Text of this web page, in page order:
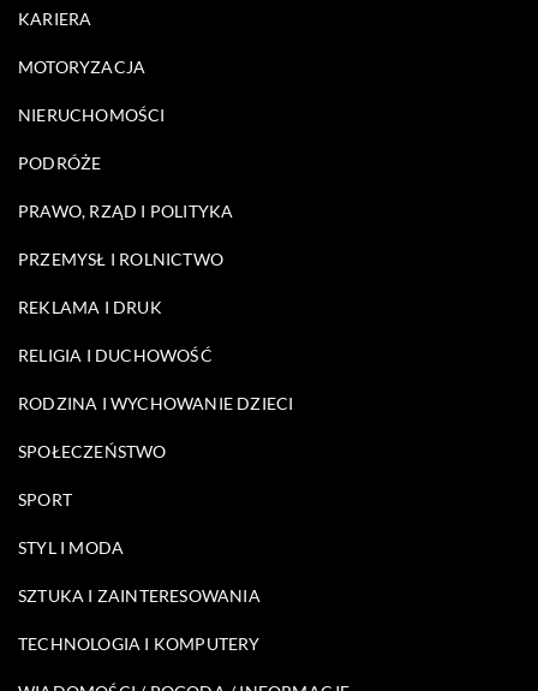
KARIERA
MOTORYZACJA
NIERUCHOMOŚCI
PODRÓŻE
PRAWO, RZĄD I POLITYKA
PRZEMYSŁ I ROLNICTWO
REKLAMA I DRUK
RELIGIA I DUCHOWOŚĆ
RODZINA I WYCHOWANIE DZIECI
SPOŁECZEŃSTWO
SPORT
STYL I MODA
SZTUKA I ZAINTERESOWANIA
TECHNOLOGIA I KOMPUTERY